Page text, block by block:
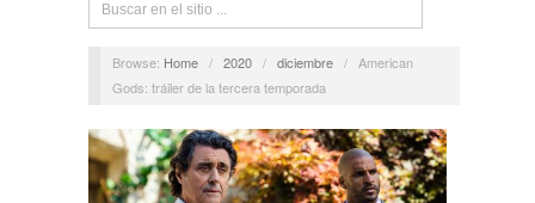
Browse: Home / 2020 / diciembre /
American
Gods: tráiler de la tercera temporada